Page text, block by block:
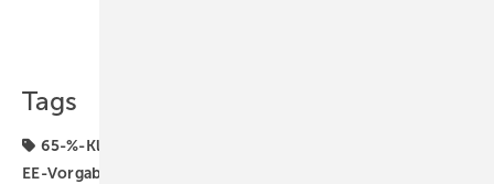
Tags
65-%-Klausel für erneuerbare Energien
EE-Vorgabe